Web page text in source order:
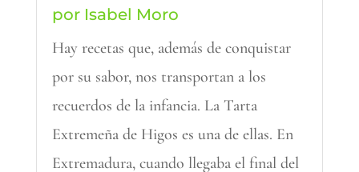
por Isabel Moro
Hay recetas que, además de conquistar
por su sabor, nos transportan a los
recuerdos de la infancia. La Tarta
Extremeña de Higos es una de ellas. En
Extremadura, cuando llegaba el final del